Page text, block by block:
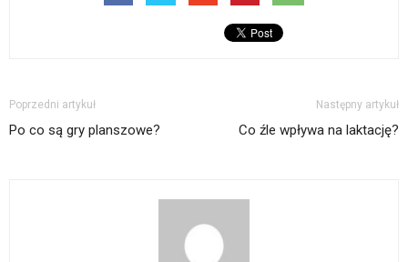
Poprzedni artykuł
Po co są gry planszowe?
Następny artykuł
Co źle wpływa na laktację?